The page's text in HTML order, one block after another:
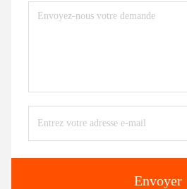
Envoyer